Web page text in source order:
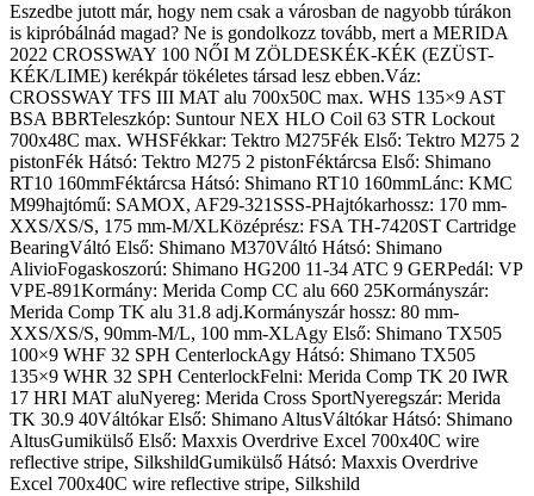
Eszedbe jutott már, hogy nem csak a városban de nagyobb túrákon
is kipróbálnád magad? Ne is gondolkozz tovább, mert a MERIDA
2022 CROSSWAY 100 NŐI M ZÖLDESKÉK-KÉK (EZÜST-
KÉK/LIME) kerékpár tökéletes társad lesz ebben.Váz:
CROSSWAY TFS III MAT alu 700x50C max. WHS 135×9 AST
BSA BBRTeleszkóp: Suntour NEX HLO Coil 63 STR Lockout
700x48C max. WHSFékkar: Tektro M275Fék Első: Tektro M275 2
pistonFék Hátsó: Tektro M275 2 pistonFéktárcsa Első: Shimano
RT10 160mmFéktárcsa Hátsó: Shimano RT10 160mmLánc: KMC
M99hajtómű: SAMOX, AF29-321SSS-PHajtókarhossz: 170 mm-
XXS/XS/S, 175 mm-M/XLKözéprész: FSA TH-7420ST Cartridge
BearingVáltó Első: Shimano M370Váltó Hátsó: Shimano
AlivioFogaskoszorú: Shimano HG200 11-34 ATC 9 GERPedál: VP
VPE-891Kormány: Merida Comp CC alu 660 25Kormányszár:
Merida Comp TK alu 31.8 adj.Kormányszár hossz: 80 mm-
XXS/XS/S, 90mm-M/L, 100 mm-XLAgy Első: Shimano TX505
100×9 WHF 32 SPH CenterlockAgy Hátsó: Shimano TX505
135×9 WHR 32 SPH CenterlockFelni: Merida Comp TK 20 IWR
17 HRI MAT aluNyereg: Merida Cross SportNyeregszár: Merida
TK 30.9 40Váltókar Első: Shimano AltusVáltókar Hátsó: Shimano
AltusGumikülső Első: Maxxis Overdrive Excel 700x40C wire
reflective stripe, SilkshildGumikülső Hátsó: Maxxis Overdrive
Excel 700x40C wire reflective stripe, Silkshild